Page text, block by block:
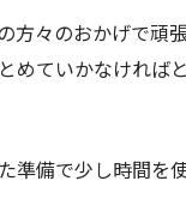
方々のおかげで頑
めていかなければ
準備で少し時間を使